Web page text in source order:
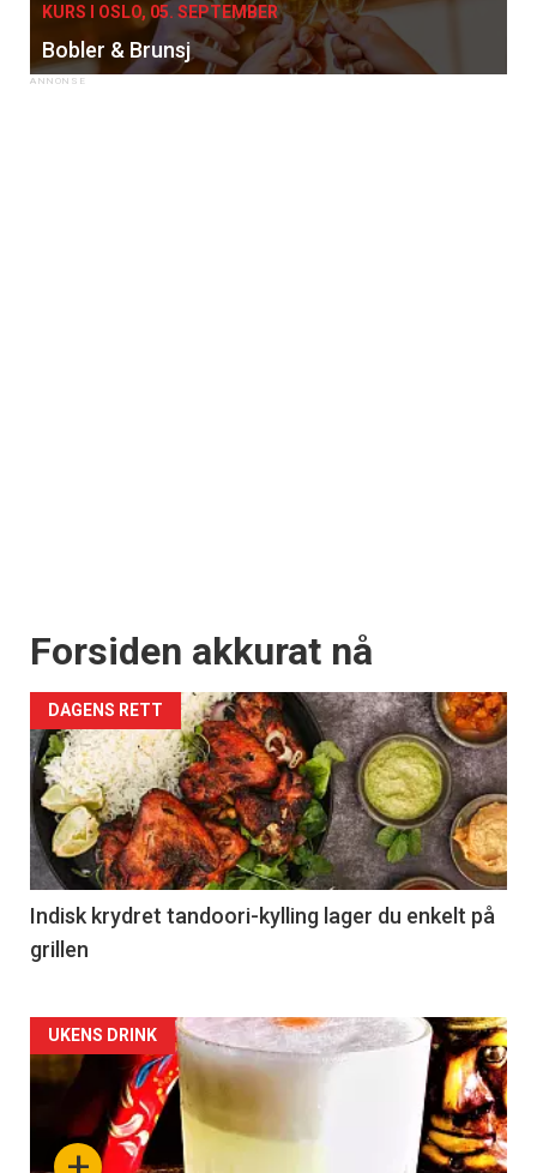
KURS I OSLO, 05. SEPTEMBER
Bobler & Brunsj
Forsiden akkurat nå
DAGENS RETT
Indisk krydret tandoori-kylling lager du enkelt på
grillen
Forsiden
akkurat
nå
UKENS DRINK